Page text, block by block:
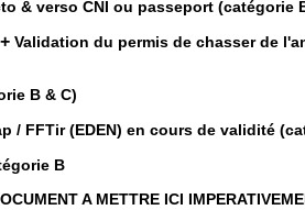
& verso CNI ou passeport (catégorie
+ Validation du permis de chasser de
B & C)
/ FFTir (EDEN) en cours de validité
B
A METTRE ICI